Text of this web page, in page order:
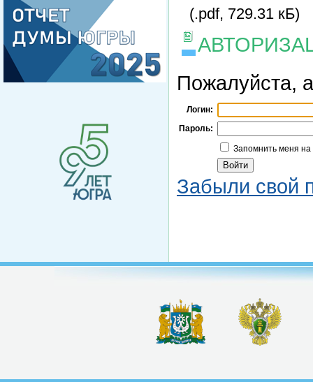
(.pdf, 729.31 кБ)
Пожалуйста,
Логин:
Пароль:
Запомнить меня
Забыли свой